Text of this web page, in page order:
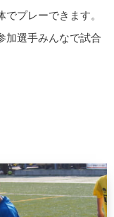
プレーできます。
加選手みんなで試合